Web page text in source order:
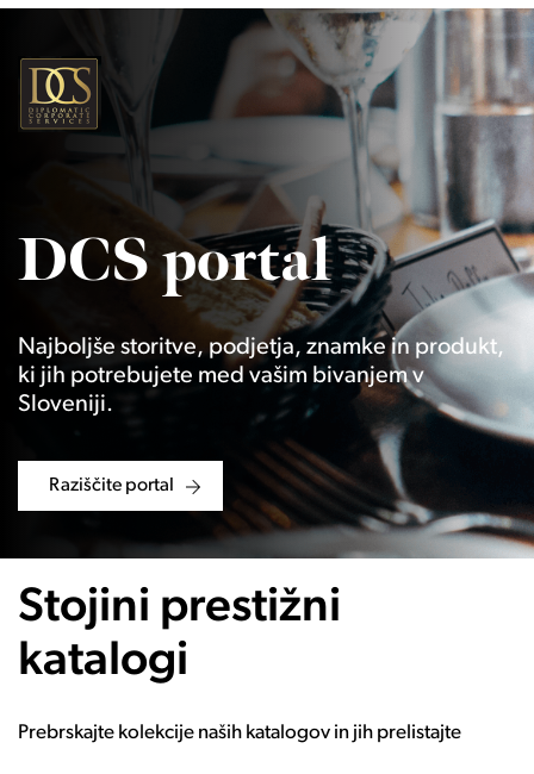
DCS portal
Najboljše storitve, podjetja, znamke in produkt,
ki jih potrebujete med vašim bivanjem v
Sloveniji.
Raziščite portal
Stojini prestižni
katalogi
Prebrskajte kolekcije naših katalogov in jih prelistajte